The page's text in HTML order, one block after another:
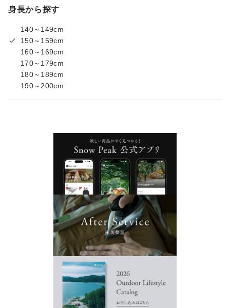
身長から探す
140～149cm
150～159cm
160～169cm
170～179cm
180～189cm
190～200cm